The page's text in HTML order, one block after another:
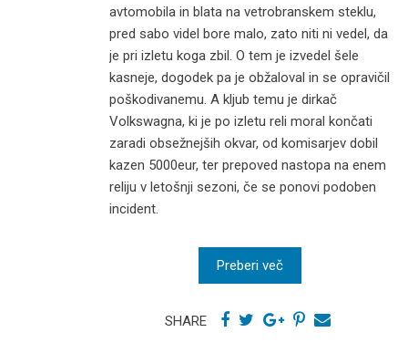
avtomobila in blata na vetrobranskem steklu,
pred sabo videl bore malo, zato niti ni vedel, da
je pri izletu koga zbil. O tem je izvedel šele
kasneje, dogodek pa je obžaloval in se opravičil
poškodivanemu. A kljub temu je dirkač
Volkswagna, ki je po izletu reli moral končati
zaradi obsežnejših okvar, od komisarjev dobil
kazen 5000eur, ter prepoved nastopa na enem
reliju v letošnji sezoni, če se ponovi podoben
incident.
Preberi več
SHARE